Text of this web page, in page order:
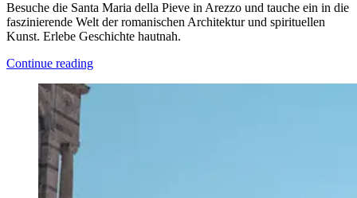
Besuche die Santa Maria della Pieve in Arezzo und tauche ein in die
faszinierende Welt der romanischen Architektur und spirituellen
Kunst. Erlebe Geschichte hautnah.
Continue reading